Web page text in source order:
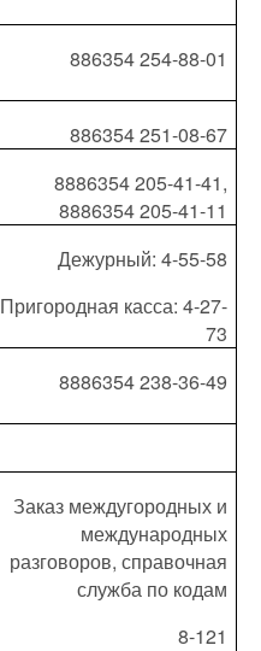
886354 254-88-01
886354 251-08-67
8886354 205-41-41,
8886354 205-41-11
Дежурный: 4-55-58
Пригородная касса: 4-27-
73
8886354 238-36-49
Заказ междугородных и
международных
разговоров, справочная
служба по кодам
8-121